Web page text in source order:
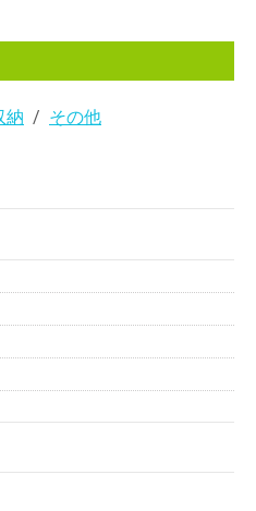
納 その他